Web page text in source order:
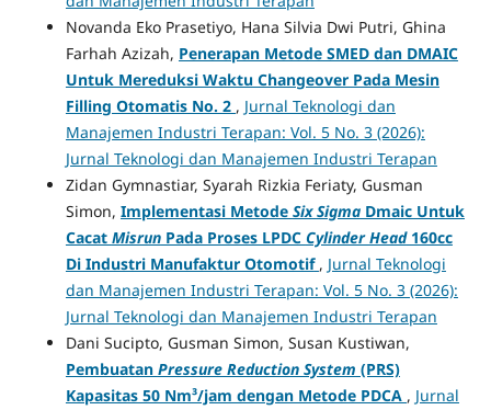
Novanda Eko Prasetiyo, Hana Silvia Dwi Putri, Ghina
Farhah Azizah, Penerapan Metode SMED dan DMAIC
Untuk Mereduksi Waktu Changeover Pada Mesin
Filling Otomatis No. 2 , Jurnal Teknologi dan
Manajemen Industri Terapan: Vol. 5 No. 3 (2026):
Jurnal Teknologi dan Manajemen Industri Terapan
Zidan Gymnastiar, Syarah Rizkia Feriaty, Gusman
Simon, Implementasi Metode Six SigmaDmaic Untuk
Cacat MisrunPada Proses LPDC Cylinder Head160cc
Di Industri Manufaktur Otomotif , Jurnal Teknologi
dan Manajemen Industri Terapan: Vol. 5 No. 3 (2026):
Jurnal Teknologi dan Manajemen Industri Terapan
Dani Sucipto, Gusman Simon, Susan Kustiwan,
Pembuatan Pressure Reduction System (PRS)
Kapasitas 50 Nm³/jam dengan Metode PDCA , Jurnal